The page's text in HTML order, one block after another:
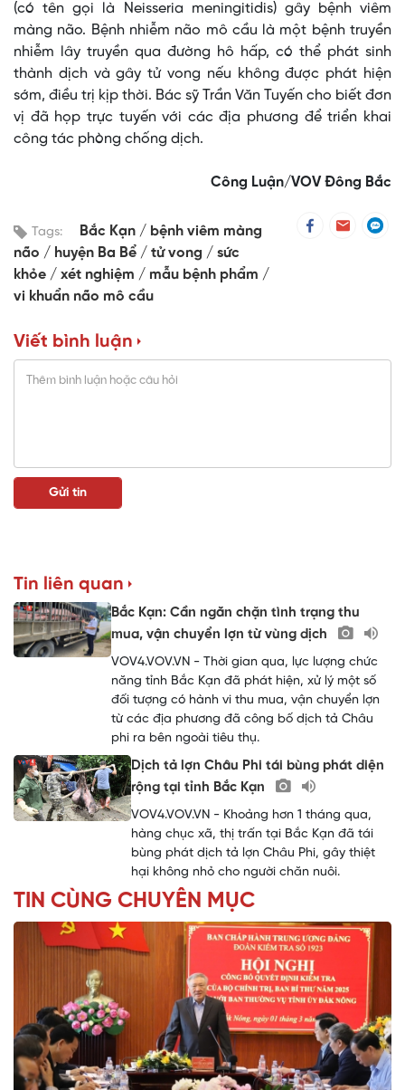
(có tên gọi là Neisseria meningitidis) gây bệnh viêm
màng não. Bệnh nhiễm não mô cầu là một bệnh truyền
nhiễm lây truyền qua đường hô hấp, có thể phát sinh
thành dịch và gây tử vong nếu không được phát hiện
sớm, điều trị kịp thời. Bác sỹ Trần Văn Tuyến cho biết đơn
vị đã họp trực tuyến với các địa phương để triển khai
công tác phòng chống dịch.
Công Luận/VOV Đông Bắc
Tags: Bắc Kạn
bệnh viêm màng
não
huyện Ba Bể tử vong
sức
khỏe
xét nghiệm
mẫu bệnh phẩm
vi khuẩn não mô cầu
Viết bình luận
Tin liên quan
Bắc Kạn: Cần ngăn chặn tình trạng thu
mua, vận chuyển lợn từ vùng dịch
VOV4.VOV.VN - Thời gian qua, lực lượng chức
năng tỉnh Bắc Kạn đã phát hiện, xử lý một số
đối tượng có hành vi thu mua, vận chuyển lợn
từ các địa phương đã công bố dịch tả Châu
phi ra bên ngoài tiêu thụ.
Dịch tả lợn Châu Phi tái bùng phát diện
rộng tại tỉnh Bắc Kạn
VOV4.VOV.VN - Khoảng hơn 1 tháng qua,
hàng chục xã, thị trấn tại Bắc Kạn đã tái
bùng phát dịch tả lợn Châu Phi, gây thiệt
hại không nhỏ cho người chăn nuôi.
TIN CÙNG CHUYÊN MỤC